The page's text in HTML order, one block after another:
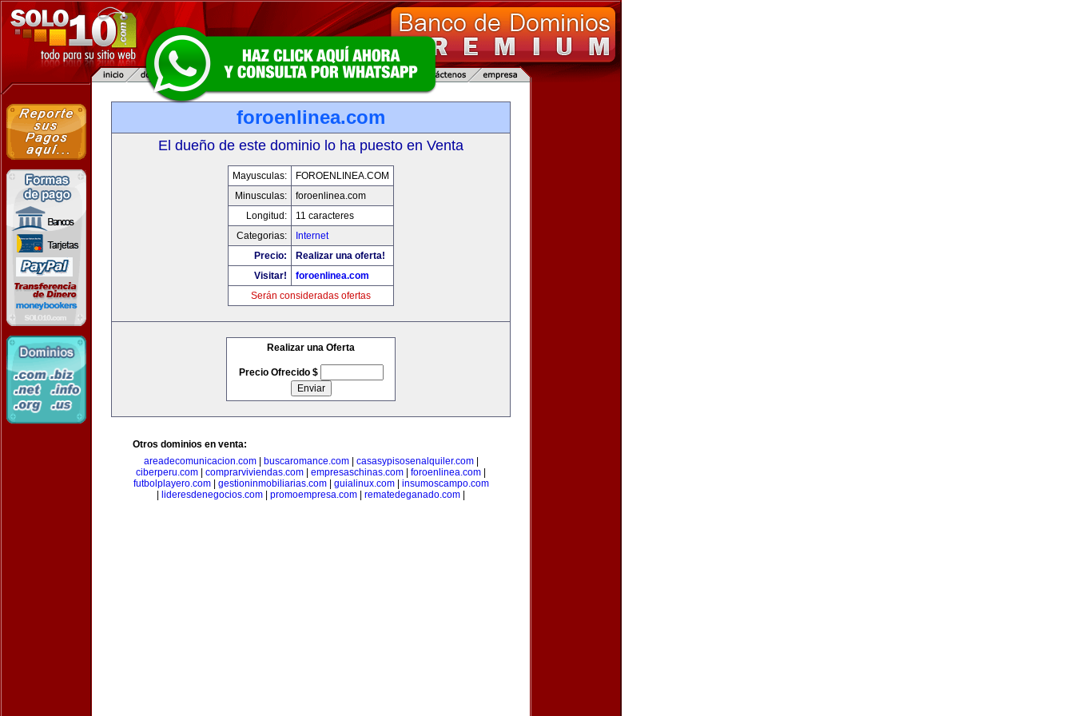
foroenlinea.com
El dueño de este dominio lo ha puesto en Venta
Mayusculas:
FOROENLINEA.COM
Minusculas:
foroenlinea.com
Longitud:
11 caracteres
Categorias:
Internet
Precio:
Realizar una oferta!
Visitar!
foroenlinea.com
Serán consideradas ofertas
Realizar una Oferta
Precio Ofrecido $
Otros dominios en venta:
areadecomunicacion.com| buscaromance.com| casasypisosenalquiler.com|
ciberperu.com
comprarviviendas.com empresaschinas.com foroenlinea.com
futbolplayero.com| gestioninmobiliarias.com| guialinux.com| insumoscampo.com
lideresdenegocios.com promoempresa.com rematedeganado.com